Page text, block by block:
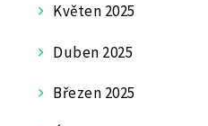
Květen 2025
Duben 2025
Březen 2025